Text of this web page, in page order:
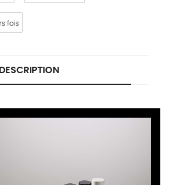
DESCRIPTION